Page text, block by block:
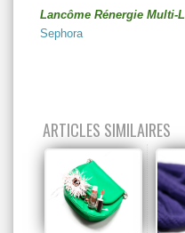
Lancôme Rénergie Multi-
Sephora
ARTICLES SIMILAIRES